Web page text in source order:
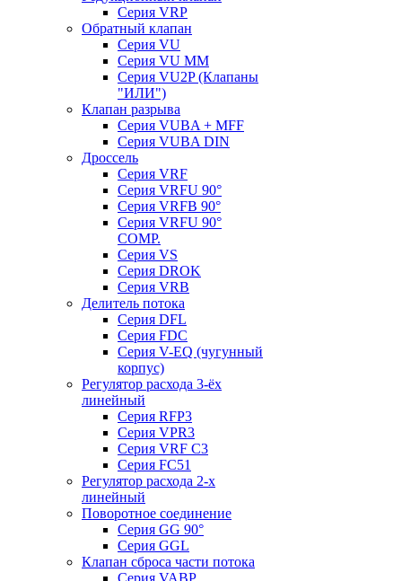
Серия VRP
Обратный клапан
Серия VU
Серия VU MM
Серия VU2P (Клапаны
"ИЛИ")
Клапан разрыва
Серия VUBA + MFF
Серия VUBA DIN
Дроссель
Серия VRF
Серия VRFU 90°
Серия VRFB 90°
Серия VRFU 90°
COMP.
Серия VS
Серия DROK
Серия VRB
Делитель потока
Серия DFL
Серия FDC
Серия V-EQ (чугунный
корпус)
Регулятор расхода 3-ёх
линейный
Серия RFP3
Серия VPR3
Серия VRF C3
Серия FC51
Регулятор расхода 2-х
линейный
Поворотное соединение
Серия GG 90°
Серия GGL
Клапан сброса части потока
Серия VABP